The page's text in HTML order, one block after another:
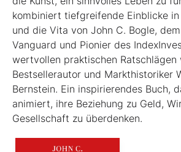
kombiniert tiefgreifende Einblicke
und die Vita von John C. Bogle,
Vanguard und Pionier des
wertvollen praktischen Ratschlägen
Bestsellerautor und Markthistoriker
Bernstein. Ein inspirierendes Buch,
animiert, ihre Beziehung zu Geld,
Gesellschaft zu überdenken.